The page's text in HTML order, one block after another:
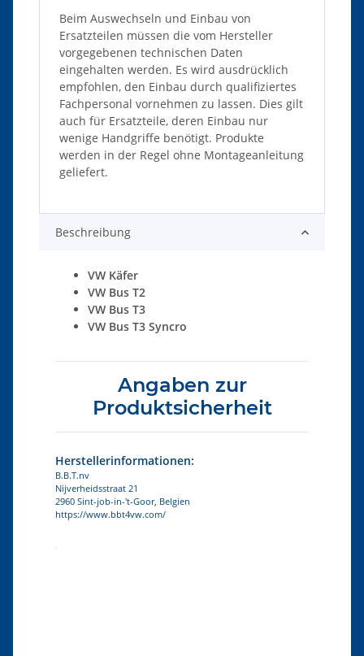
Beim Auswechseln und Einbau von
Ersatzteilen müssen die vom Hersteller
vorgegebenen technischen Daten
eingehalten werden. Es wird ausdrücklich
empfohlen, den Einbau durch qualifiziertes
Fachpersonal vornehmen zu lassen. Dies gilt
auch für Ersatzteile, deren Einbau nur
wenige Handgriffe benötigt. Produkte
werden in der Regel ohne Montageanleitung
geliefert.
Beschreibung
VW Käfer
VW Bus T2
VW Bus T3
VW Bus T3 Syncro
Angaben zur
Produktsicherheit
Herstellerinformationen:
B.B.T.nv
Nijverheidsstraat 21
2960 Sint-job-in-'t-Goor, Belgien
https://www.bbt4vw.com/